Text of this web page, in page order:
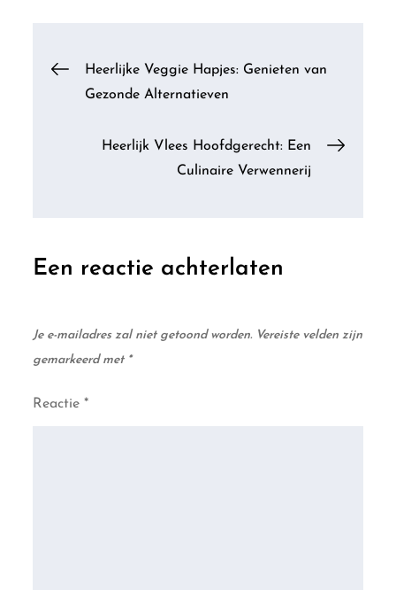
Berichtnavigatie
Heerlijke Veggie Hapjes: Genieten van
Gezonde Alternatieven
Heerlijk Vlees Hoofdgerecht: Een
Culinaire Verwennerij
Een reactie achterlaten
Je e-mailadres zal niet getoond worden. Vereiste velden zijn
gemarkeerd met *
Reactie*